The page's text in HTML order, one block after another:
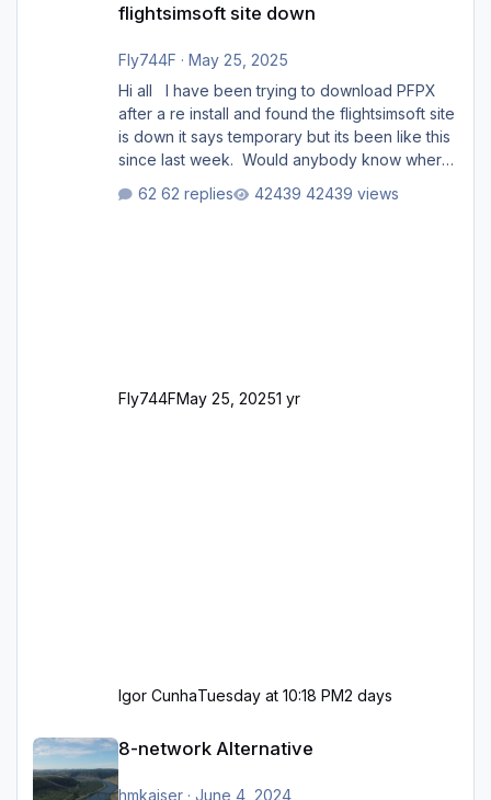
flightsimsoft site down
Fly744F · May 25, 2025
Hi all I have been trying to download PFPX
after a re install and found the flightsimsoft site
is down it says temporary but its been like this
since last week. Would anybody know where
support email for them either. thank you
62 replies 42439 views
Fly744FMay 25, 20251 yr
Igor CunhaTuesday at 10:18 PM2 days
8-network Alternative
hmkaiser· June 4, 2024